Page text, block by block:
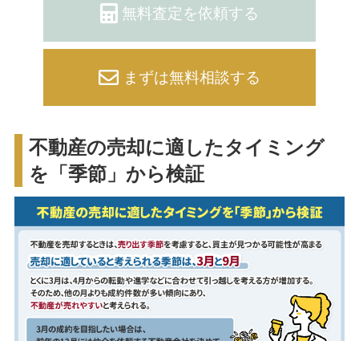
無料査定を依頼する
まずは無料相談する
不動産の売却に適したタイミング
を「季節」から検証